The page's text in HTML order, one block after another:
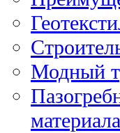
Модный
материала